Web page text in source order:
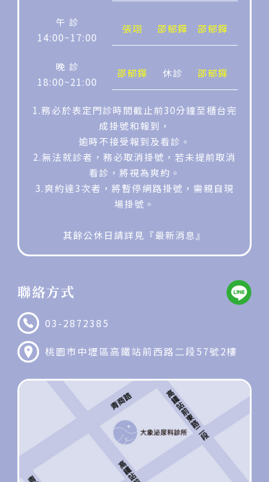
聯絡方式
03-2872385
桃園市中壢區高鐵站前西路二段57號2樓
午 診
14:00~17:00
張珝 邵郁鏵 邵郁鏵
晚 診
18:00~21:00
邵郁鏵 休診 邵郁鏵
1.務必於表定門診時間截止前30分鐘至櫃台完
成掛號和報到，
逾時不接受報到及看診。
2.無法就診者，務必取消掛號，若未提前取消
看診，將視為爽約。
3.爽約達3次者，將暫停網路掛號，需親自現
場掛號。
其餘公休日請詳見『最新消息』